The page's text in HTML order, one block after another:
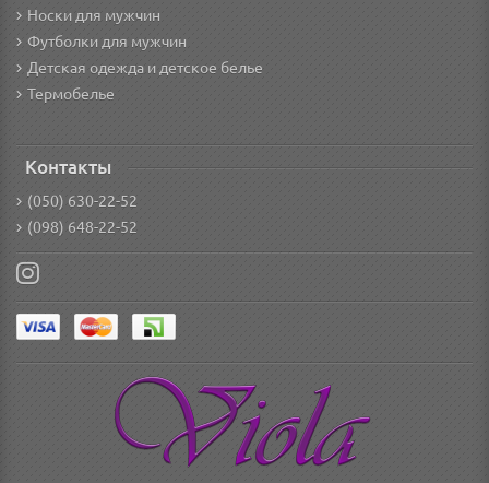
Носки для мужчин
Футболки для мужчин
Детская одежда и детское белье
Термобелье
Контакты
(050) 630-22-52
(098) 648-22-52